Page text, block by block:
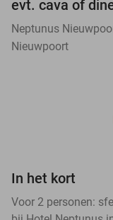
evt. cava of
Neptunus
Nieuwpoort
In het kort
Voor 2 personen: